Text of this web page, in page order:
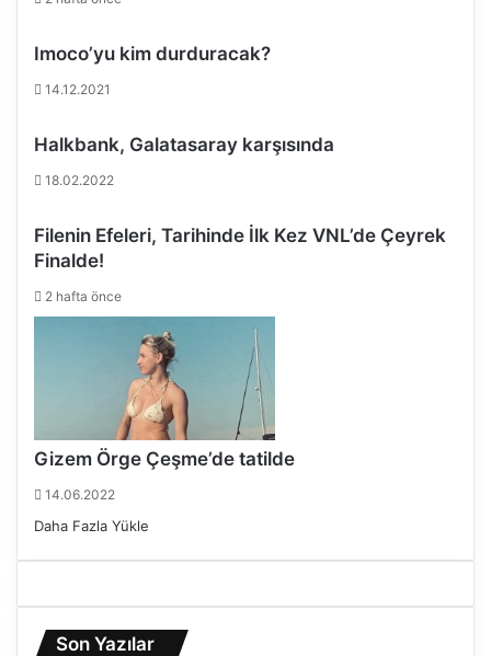
e
i
s
Imoco’yu kim durduracak?
14.12.2021
Halkbank, Galatasaray karşısında
18.02.2022
Filenin Efeleri, Tarihinde İlk Kez VNL’de Çeyrek
Finalde!
2 hafta önce
Gizem Örge Çeşme’de tatilde
14.06.2022
Daha Fazla Yükle
Son Yazılar